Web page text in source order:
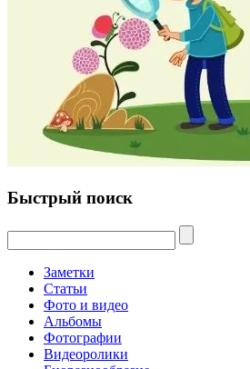
Быстрый поиск
Заметки
Статьи
Фото и видео
Альбомы
Фотографии
Видеоролики